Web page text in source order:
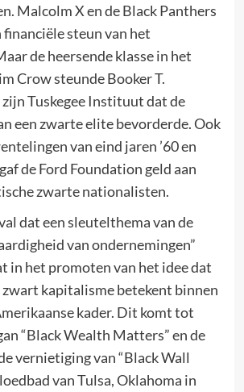
Malcolm X en de Black Panthers
steun van het
de heersende klasse in het
Crow steunde Booker T.
Tuskegee Instituut dat de
een zwarte elite bevorderde. Ook
van eind jaren ’60 en
de Ford Foundation geld aan
zwarte nationalisten.
dat een sleutelthema van de
van ondernemingen”
in het promoten van het idee dat
kapitalisme betekent binnen
kader. Dit komt tot
“Black Wealth Matters” en de
vernietiging van “Black Wall
van Tulsa, Oklahoma in